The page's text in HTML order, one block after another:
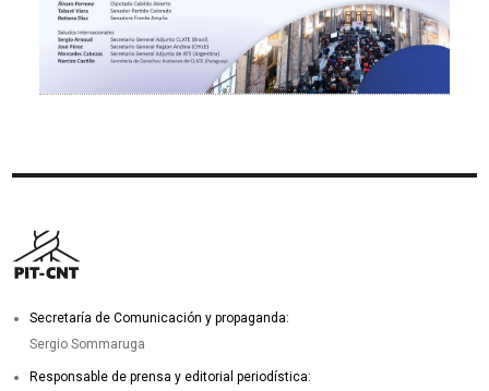
Secretaría de Comunicación y propaganda:
Sergio Sommaruga
Responsable de prensa y editorial periodística: